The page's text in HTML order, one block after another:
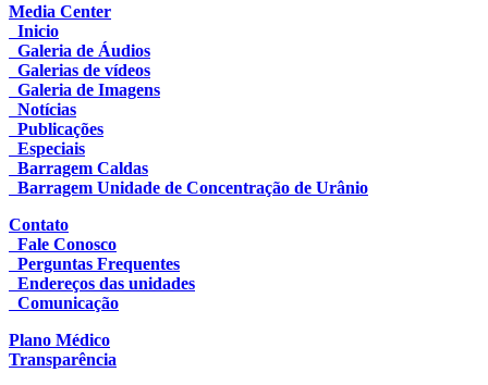
Media Center
Inicio
Galeria de Áudios
Galerias de vídeos
Galeria de Imagens
Notícias
Publicações
Especiais
Barragem Caldas
Barragem Unidade de Concentração de Urânio
Contato
Fale Conosco
Perguntas Frequentes
Endereços das unidades
Comunicação
Plano Médico
Transparência